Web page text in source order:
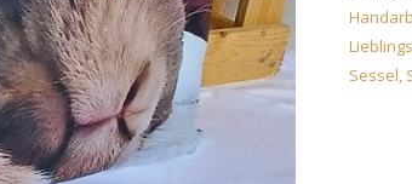
Sessel,